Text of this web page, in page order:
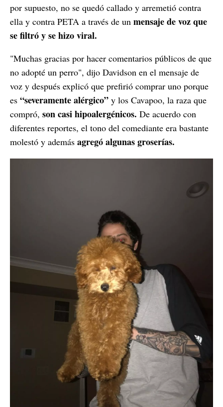
por supuesto, no se quedó callado y arremetió contra
ella y contra PETA a través de un mensaje de voz que
se filtró y se hizo viral.
"Muchas gracias por hacer comentarios públicos de que
no adopté un perro", dijo Davidson en el mensaje de
voz y después explicó que prefirió comprar uno porque
es “severamente alérgico” y los Cavapoo, la raza que
compró, son casi hipoalergénicos. De acuerdo con
diferentes reportes, el tono del comediante era bastante
molestó y además agregó algunas groserías.